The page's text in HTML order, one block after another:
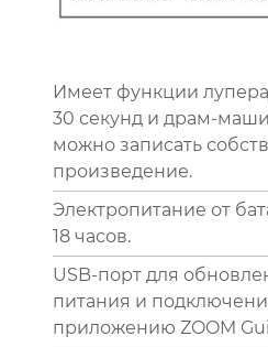
Имеет функции
30 секунд и драм-
можно записать
произведение.
Электропитание от
18 часов.
USB-порт для
питания и
приложению ZOOM